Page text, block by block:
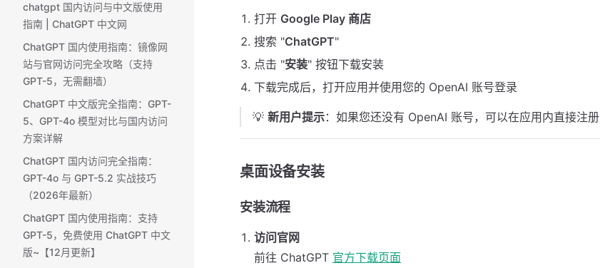
chatgpt 国内访问与中文版使用
指南 | ChatGPT 中文网
ChatGPT 国内使用指南：镜像网
站与官网访问完全攻略（支持
GPT-5，无需翻墙）
ChatGPT 中文版完全指南：GPT-
5、GPT-4o 模型对比与国内访问
方案详解
ChatGPT 国内访问完全指南：
GPT-4o 与 GPT-5.2 实战技巧
（2026年最新）
ChatGPT 国内使用指南：支持
GPT-5，免费使用 ChatGPT 中文
版~【12月更新】
打开 Google Play 商店
搜索 "ChatGPT"
点击 "安装" 按钮下载安装
下载完成后，打开应用并使用您的 OpenAI 账号登录
💡 新用户提示：如果您还没有 OpenAI 账号，可以在应用内直接注册
桌面设备安装
安装流程
访问官网
前往 ChatGPT 官方下载页面